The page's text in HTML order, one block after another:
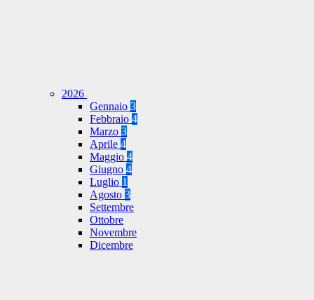
2026
Gennaio 3
Febbraio 4
Marzo 3
Aprile 4
Maggio 4
Giugno 4
Luglio 1
Agosto 3
Settembre
Ottobre
Novembre
Dicembre